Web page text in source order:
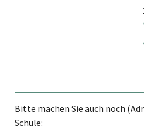
Bitte machen Sie auch noch
Schule: